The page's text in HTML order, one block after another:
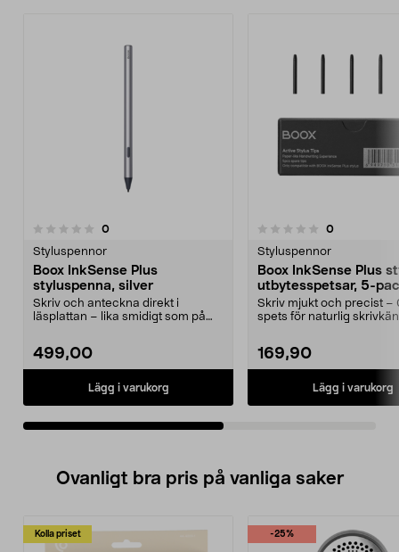
0recensioner
Styluspennor
Boox InkSense Plus
styluspenna, silver
Skriv och anteckna direkt i
läsplattan – lika smidigt som på
499,00
Lägg i varukorg
0.0 av 5 stjärnor 0recensioner
Styluspennor
Boox InkSense Plus
utbytesspetsar, 5-
Skriv mjukt och precist –
spets för naturlig
169,90
Lägg i varukorg
3.0av 5 stjärnor
Ovanligt bra pris på vanliga saker
Kolla priset -25%